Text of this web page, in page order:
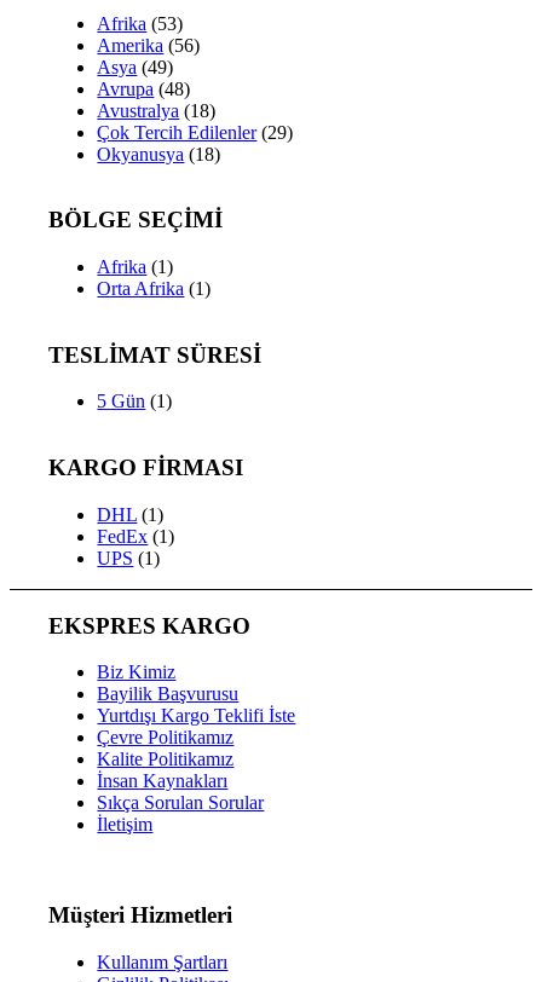
Afrika (53)
Amerika (56)
Asya (49)
Avrupa (48)
Avustralya (18)
Çok Tercih Edilenler (29)
Okyanusya (18)
BÖLGE SEÇİMİ
Afrika (1)
Orta Afrika (1)
TESLİMAT SÜRESİ
5 Gün (1)
KARGO FİRMASI
DHL (1)
FedEx (1)
UPS (1)
EKSPRES KARGO
Biz Kimiz
Bayilik Başvurusu
Yurtdışı Kargo Teklifi İste
Çevre Politikamız
Kalite Politikamız
İnsan Kaynakları
Sıkça Sorulan Sorular
İletişim
Müşteri Hizmetleri
Kullanım Şartları